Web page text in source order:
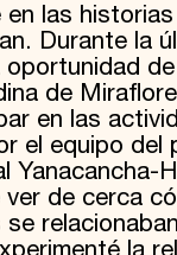
en las
Durante la
oportunidad
de
en las
el equipo del
Yanacancha-
de cerca